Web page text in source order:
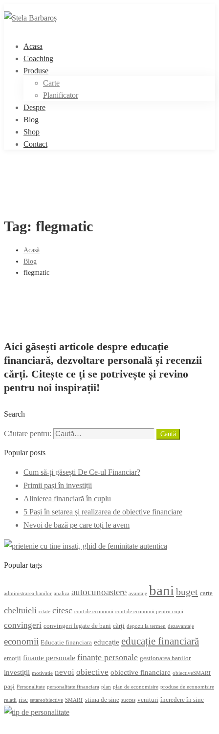
Acasa
Coaching
Produse
Carte
Planificator
Despre
Blog
Shop
Contact
Tag: flegmatic
Acasă
Blog
flegmatic
Aici găsești articole despre educație
financiară, dezvoltare personală și recenzii
cărți. Citește ce ți se potrivește și revino
pentru noi inspirații!
Search
Căutare pentru: Caută
Popular posts
Cum să-ți găsești De Ce-ul Financiar?
Primii pași în investiții
Alinierea financiară în cuplu
5 Pași în setarea și realizarea de obiective financiare
Nevoi de bază pe care toți le avem
Popular tags
administrarea banilor analiza autocunoastere avantaje bani buget carte
cheltuieli citate citesc cont de economii cont de economii pentru copii
convingeri convingeri legate de bani cărți depozit la termen dezavantaje
economii Educatie financiara educație educație financiară
emoții finante personale finanțe personale gestionarea banilor
investiții motivatie nevoi obiective obiective financiare obiectiveSMART
pași Personalitate personalitate financiara plan plan de economisire produse de economisire
relatii risc setareobiective SMART stima de sine succes venituri încredere în sine